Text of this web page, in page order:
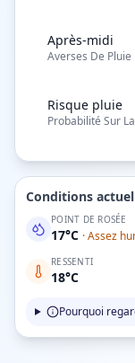
Après-midi
Averses De Pluie
Risque pluie
Probabilité Sur
Conditions
POINT DE ROSÉE
17°C ·Assez
RESSENTI
18°C
Pourquoi